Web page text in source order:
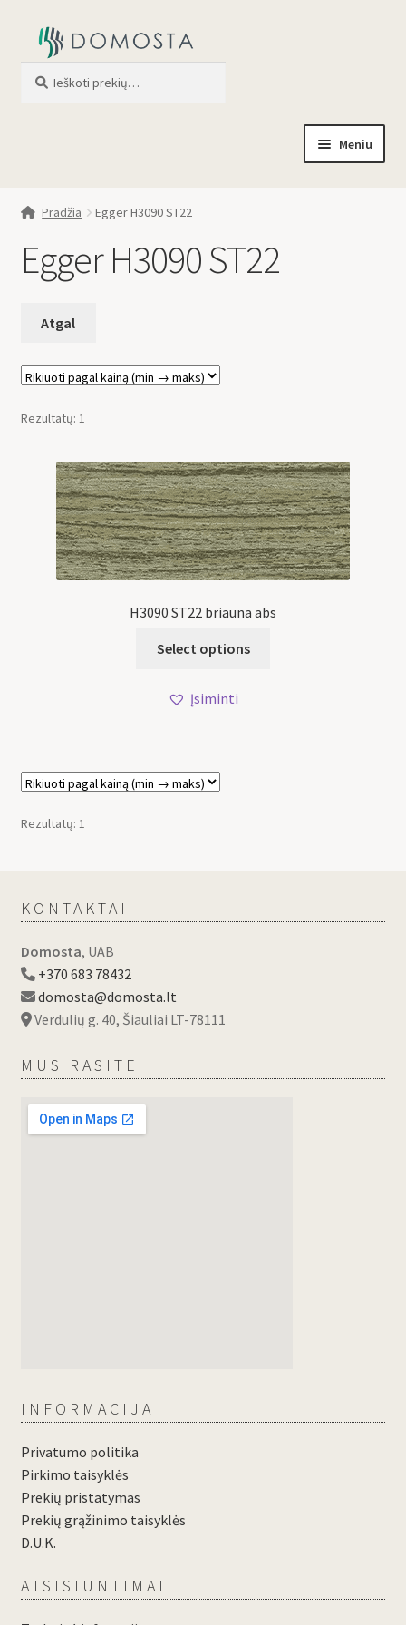
Meniu
Apie mus
Profilis
Pradžia Egger H3090 ST22
Egger H3090 ST22
Rezultatų: 1
H3090 ST22 briauna abs
Select options
Įsiminti
Rezultatų: 1
KONTAKTAI
Domosta, UAB
+370 683 78432
domosta@domosta.lt
Verdulių g. 40, Šiauliai LT-78111
MUS RASITE
INFORMACIJA
Privatumo politika
Pirkimo taisyklės
Prekių pristatymas
Prekių grąžinimo taisyklės
D.U.K.
ATSISIUNTIMAI